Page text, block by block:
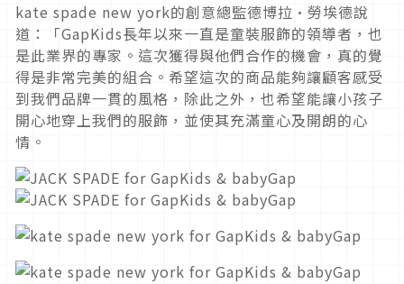
kate spade new york的創意總監德博拉·勞埃德說
道：「GapKids長年以來一直是童裝服飾的領導者，也
是此業界的專家。這次獲得與他們合作的機會，真的覺
得是非常完美的組合。希望這次的商品能夠讓顧客感受
到我們品牌一貫的風格，除此之外，也希望能讓小孩子
開心地穿上我們的服飾，並使其充滿童心及開朗的心
情。